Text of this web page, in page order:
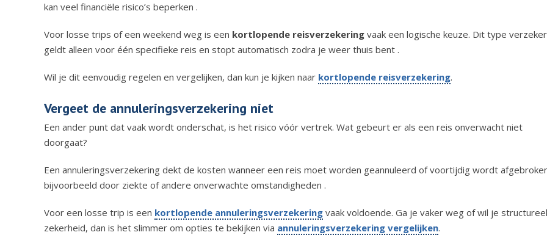
kan veel financiële risico’s beperken .
Voor losse trips of een weekend weg is een kortlopende reisverzekering vaak een logische keuze. Dit type
geldt alleen voor één specifieke reis en stopt automatisch zodra je weer thuis bent .
Wil je dit eenvoudig regelen en vergelijken, dan kun je kijken naar kortlopende reisverzekering.
Vergeet de annuleringsverzekering niet
Een ander punt dat vaak wordt onderschat, is het risico vóór vertrek. Wat gebeurt er als een reis onverwacht niet
doorgaat?
Een annuleringsverzekering dekt de kosten wanneer een reis moet worden geannuleerd of voortijdig wordt
bijvoorbeeld door ziekte of andere onverwachte omstandigheden .
Voor een losse trip is een kortlopende annuleringsverzekering vaak voldoende. Ga je vaker weg of wil je structureel
zekerheid, dan is het slimmer om opties te bekijken via annuleringsverzekering vergelijken.